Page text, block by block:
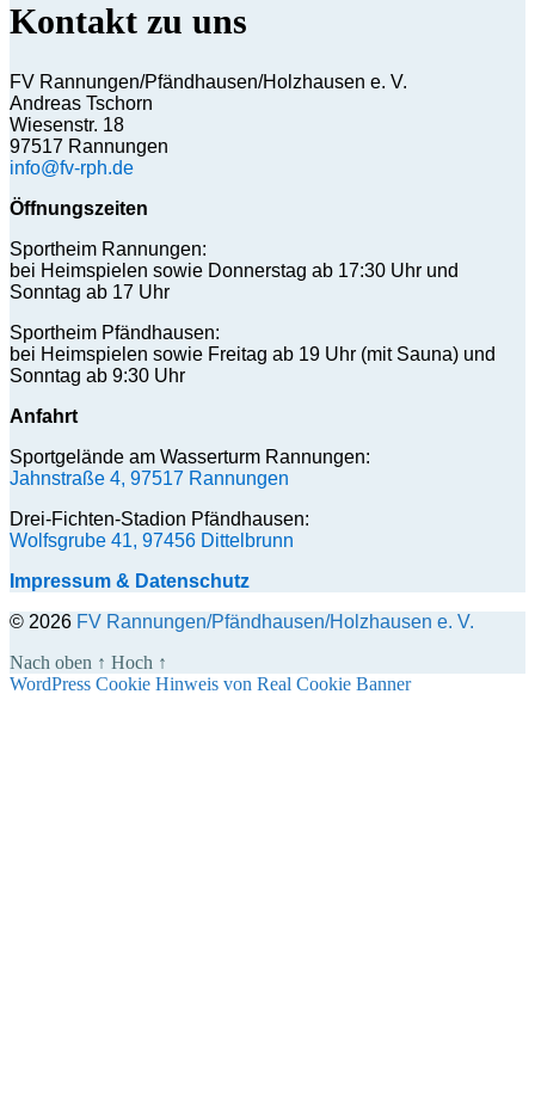
Kontakt zu uns
FV Rannungen/Pfändhausen/Holzhausen e. V.
Andreas Tschorn
Wiesenstr. 18
97517 Rannungen
info@fv-rph.de
Öffnungszeiten
Sportheim Rannungen:
bei Heimspielen sowie Donnerstag ab 17:30 Uhr und
Sonntag ab 17 Uhr
Sportheim Pfändhausen:
bei Heimspielen sowie Freitag ab 19 Uhr (mit Sauna) und
Sonntag ab 9:30 Uhr
Anfahrt
Sportgelände am Wasserturm Rannungen:
Jahnstraße 4, 97517 Rannungen
Drei-Fichten-Stadion Pfändhausen:
Wolfsgrube 41, 97456 Dittelbrunn
Impressum & Datenschutz
© 2026 FV Rannungen/Pfändhausen/Holzhausen e. V.
Nach oben ↑ Hoch ↑
WordPress Cookie Hinweis von Real Cookie Banner